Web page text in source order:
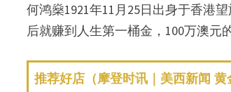
何鸿燊1921年11月25日出身于香港
后就赚到人生第一桶金，100万澳元
推荐好店（摩登时讯｜美西新闻 黄